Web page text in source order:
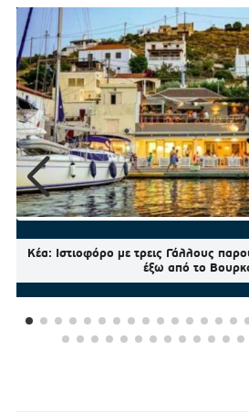
Κέα: Ιστιοφόρο με τρεις Γάλλους
έξω από το